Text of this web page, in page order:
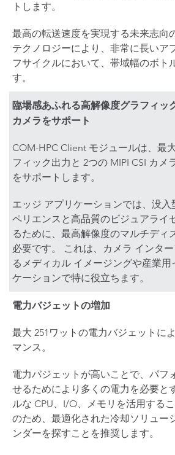
トします。
最高の転送速度を実現する未来志向
テクノロジーにより、非常に長いア
フサイクルにおいて、帯域幅のボト
す。
臨場感あふれる高解像度グラフィッ
カメラをサポート
COM-HPC Client モジュールは、最
フィック出力と 2つの MIPI CSI カメ
をサポートします。
エッジ アプリケーションでは、没入
ペリエンスと高品質のビジュアライ
るために、最高解像度のマルチディ
必要です。 これは、カメラ インタ
るメディカル イメージングや産業用
ケーションで特に役立ちます。
電力バジェットの増加
最大 251ワットの電力バジェットに
マンス。
電力バジェットが高いことで、パフ
せるためにより多くの電力を必要と
ルな CPU、I/O、メモリを活用する
のため、最適化された冷却ソリュー
ンダーを探すことを推奨します。